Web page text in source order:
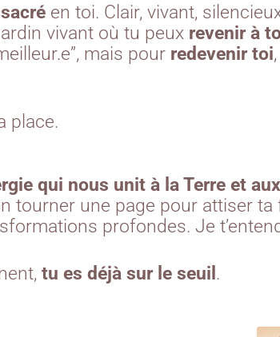
en toi. Clair, vivant,
vivant où tu peux revenir à
mais pour redevenir toi
place.
qui nous unit à la Terre et
tourner une page pour attiser
profondes. Je
tu es déjà sur le seuil .